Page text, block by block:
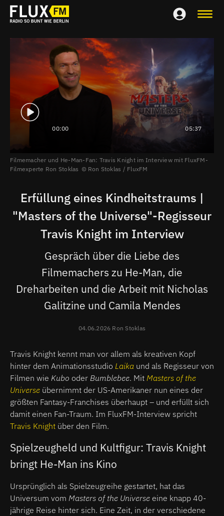
00:00 05:37
Filmemacher und He-Man-Fan: Travis Knight im Interview mit FluxFM-
Filmexperte Ron Stoklas
Ron Stoklas / FluxFM
Erfüllung eines Kindheitstraums |
"Masters of the Universe"-Regisseur
Travis Knight im Interview
Gespräch über die Liebe des
Filmemachers zu He-Man, die
Dreharbeiten und die Arbeit mit Nicholas
Galitzine und Camila Mendes
04.06.2026 Ron Stoklas
Travis Knight kennt man vor allem als kreativen Kopf
hinter dem Animationsstudio Laika und als Regisseur von
Filmen wie Kubo oder Bumblebee. Mit Masters of the
Universe übernimmt der US-Amerikaner nun eines der
größten Fantasy-Franchises überhaupt – und erfüllt sich
damit einen Fan-Traum. Im FluxFM-Interview spricht
Travis Knight über den Film.
Spielzeugheld und Kultfigur: Travis Knight
bringt He-Man ins Kino
Ursprünglich als Spielzeugreihe gestartet, hat das
Universum vom Masters of the Universe eine knapp 40-
jährige Reise hinter sich. Eine Zeit, in der verschiedene